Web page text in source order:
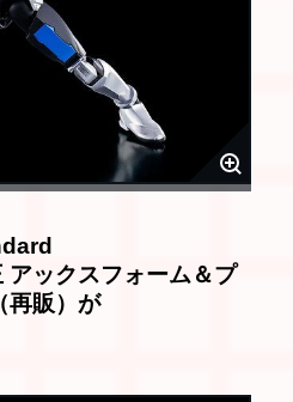
ックスフォーム＆プ
再販）が